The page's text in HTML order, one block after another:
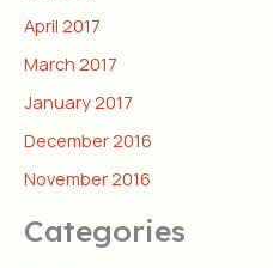
April 2017
March 2017
January 2017
December 2016
November 2016
Categories